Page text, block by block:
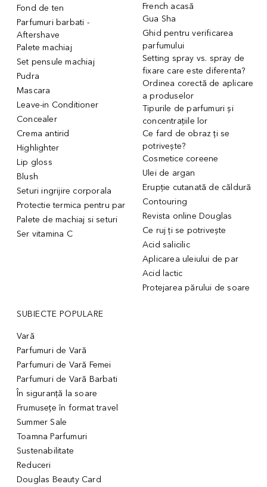
Fond de ten
Parfumuri barbati -
Aftershave
Palete machiaj
Set pensule machiaj
Pudra
Mascara
Leave-in Conditioner
Concealer
Crema antirid
Highlighter
Lip gloss
Blush
Seturi ingrijire corporala
Protectie termica pentru par
Palete de machiaj si seturi
Ser vitamina C
French acasă
Gua Sha
Ghid pentru verificarea
parfumului
Setting spray vs. spray de
fixare care este diferenta?
Ordinea corectă de aplicare
a produselor
Tipurile de parfumuri și
concentrațiile lor
Ce fard de obraz ți se
potrivește?
Cosmetice coreene
Ulei de argan
Erupție cutanată de căldură
Contouring
Revista online Douglas
Ce ruj ți se potrivește
Acid salicilic
Aplicarea uleiului de par
Acid lactic
Protejarea părului de soare
SUBIECTE POPULARE
Vară
Parfumuri de Vară
Parfumuri de Vară Femei
Parfumuri de Vară Barbati
În siguranță la soare
Frumusețe în format travel
Summer Sale
Toamna Parfumuri
Sustenabilitate
Reduceri
Douglas Beauty Card